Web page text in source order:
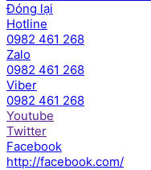
Đóng lại
Hotline
0982 461 268
Zalo
0982 461 268
Viber
0982 461 268
Youtube
Twitter
Facebook
http://facebook.com/